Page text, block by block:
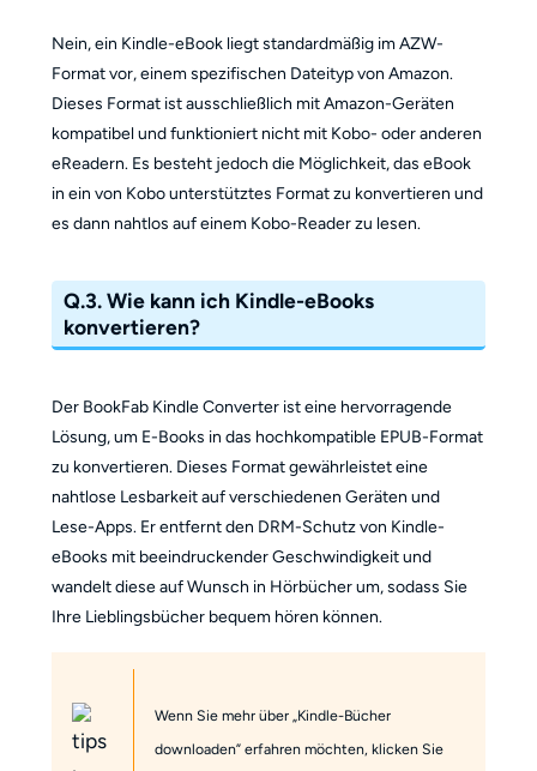
Nein, ein Kindle-eBook liegt standardmäßig im AZW-
Format vor, einem spezifischen Dateityp von Amazon.
Dieses Format ist ausschließlich mit Amazon-Geräten
kompatibel und funktioniert nicht mit Kobo- oder anderen
eReadern. Es besteht jedoch die Möglichkeit, das eBook
in ein von Kobo unterstütztes Format zu konvertieren und
es dann nahtlos auf einem Kobo-Reader zu lesen.
Q.3. Wie kann ich Kindle-eBooks
konvertieren?
Der BookFab Kindle Converter ist eine hervorragende
Lösung, um E-Books in das hochkompatible EPUB-Format
zu konvertieren. Dieses Format gewährleistet eine
nahtlose Lesbarkeit auf verschiedenen Geräten und
Lese-Apps. Er entfernt den DRM-Schutz von Kindle-
eBooks mit beeindruckender Geschwindigkeit und
wandelt diese auf Wunsch in Hörbücher um, sodass Sie
Ihre Lieblingsbücher bequem hören können.
Wenn Sie mehr über „Kindle-Bücher
downloaden” erfahren möchten, klicken Sie